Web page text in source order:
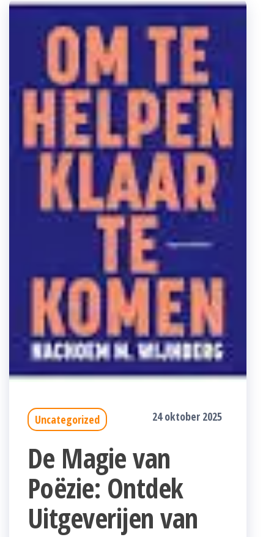
Uncategorized 24 oktober 2025
De Magie van
Poëzie: Ontdek
Uitgeverijen van